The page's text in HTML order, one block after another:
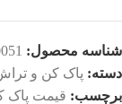
شناسه محصول:
دسته: پاک کن و
برچسب: قیمت پاک